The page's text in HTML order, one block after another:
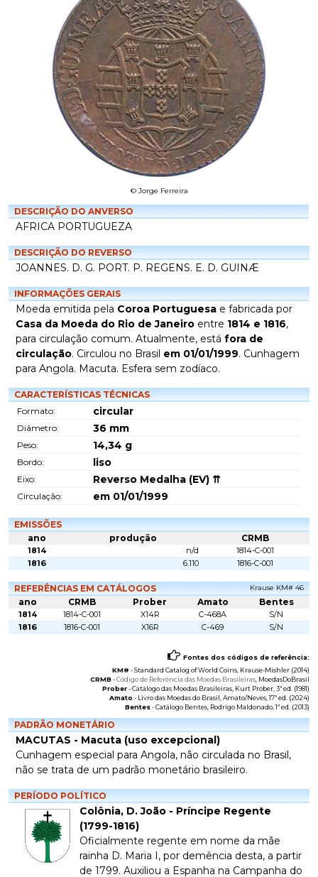
© Jorge Ferreira
DESCRIÇÃO DO ANVERSO
AFRICA PORTUGUEZA
DESCRIÇÃO DO REVERSO
JOANNES. D. G. PORT. P. REGENS. E. D. GUINÆ
INFORMAÇÕES GERAIS
Moeda emitida pela Coroa Portuguesa e fabricada por
Casa da Moeda do Rio de Janeiro entre 1814 e 1816,
para circulação comum. Atualmente, está fora de
circulação. Circulou no Brasil em 01/01/1999. Cunhagem
para Angola. Macuta. Esfera sem zodíaco.
CARACTERÍSTICAS TÉCNICAS
Formato:
circular
Diâmetro: 36 mm
Peso: 14,34 g
Bordo: liso
Eixo: Reverso Medalha (EV) ⇈
Circulação: em 01/01/1999
EMISSÕES
ano
produção CRMB
1814 n/d
1814-C-001
1816
6.110 1816-C-001
REFERÊNCIAS EM CATÁLOGOS Krause KM# 46
ano CRMB Prober Amato Bentes
1814 1814-C-001 X14R C-468A
S/N
1816
1816-C-001 X16R C-469 S/N
Fontes dos códigos de referência:
KM# -Standard Catalog of World Coins , Krause-Mishler (2014)
CRMB -Código de Referência das Moedas Brasileiras , MoedasDoBrasil
Prober-Catálogo das Moedas Brasileiras , Kurt Prober, 3ª ed. (1981)
Amato - Livro das Moedas do Brasil , Amato/Neves, 17ª ed. (2024)
Bentes-Catálogo Bentes , Rodrigo Maldonado, 1ª ed. (2013)
PADRÃO MONETÁRIO
MACUTAS - Macuta (uso excepcional)
Cunhagem especial para Angola, não circulada no Brasil,
não se trata de um padrão monetário brasileiro.
PERÍODO POLÍTICO
Colônia, D. João - Príncipe Regente
(1799-1816)
Oficialmente regente em nome da mãe
rainha D. Maria I, por demência desta, a partir
de 1799. Auxiliou a Espanha na Campanha do